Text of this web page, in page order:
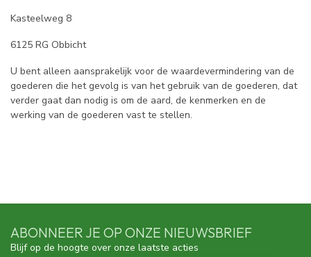
Kasteelweg 8
6125 RG Obbicht
U bent alleen aansprakelijk voor de waardevermindering van de
goederen die het gevolg is van het gebruik van de goederen, dat
verder gaat dan nodig is om de aard, de kenmerken en de
werking van de goederen vast te stellen.
ABONNEER JE OP ONZE NIEUWSBRIEF
Blijf op de hoogte over onze laatste acties